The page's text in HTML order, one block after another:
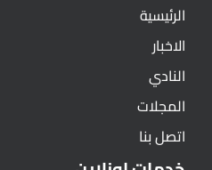
الرئيسية
الاخبار
النادي
المجلات
اتصل بنا